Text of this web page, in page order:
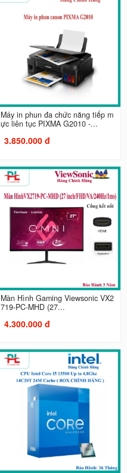
Máy in phun đa chức năng tiếp m
ực liên tục PIXMA G2010 -...
3.850.000 đ
Màn Hình Gaming Viewsonic VX2
719-PC-MHD (27...
4.300.000 đ